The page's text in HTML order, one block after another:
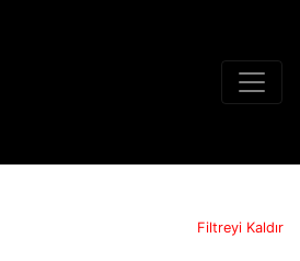
Filtreyi Kaldır